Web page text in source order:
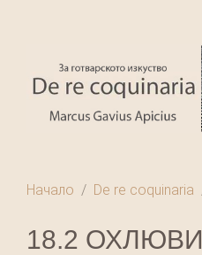
Начало De re coquinaria
18.2 ОХЛЮВИ